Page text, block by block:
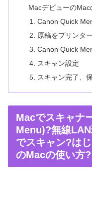
MacデビューのMac
Canon Quick
原稿をプリンタ
Canon Quick
スキャン設定
スキャン完了、
Macでスキャナ
Menu)?無線
でスキャン?は
のMacの使い方?